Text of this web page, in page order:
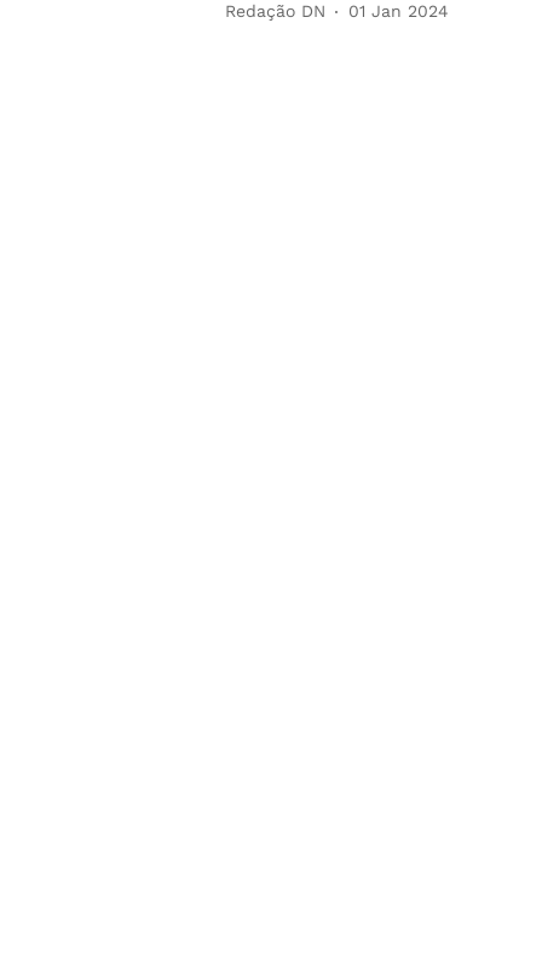
Redação DN 01 Jan 2024